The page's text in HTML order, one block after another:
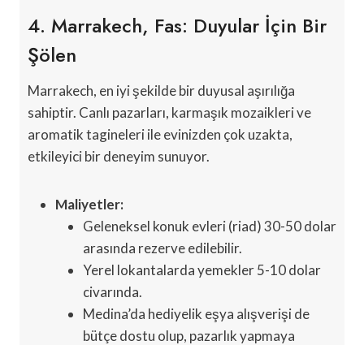
4. Marrakech, Fas: Duyular İçin Bir
Şölen
Marrakech, en iyi şekilde bir duyusal aşırılığa
sahiptir. Canlı pazarları, karmaşık mozaikleri ve
aromatik tagineleri ile evinizden çok uzakta,
etkileyici bir deneyim sunuyor.
Maliyetler:
Geleneksel konuk evleri (riad) 30-50 dolar
arasında rezerve edilebilir.
Yerel lokantalarda yemekler 5-10 dolar
civarında.
Medina’da hediyelik eşya alışverişi de
bütçe dostu olup, pazarlık yapmaya